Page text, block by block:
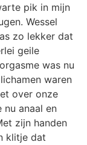
pik in mijn
Wessel
zo lekker dat
geile
was nu
waren
over onze
nu anaal en
zijn handen
klitje dat